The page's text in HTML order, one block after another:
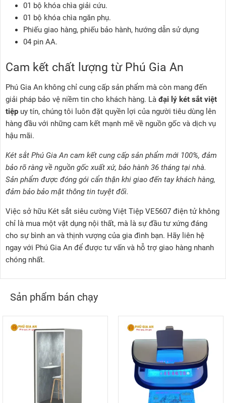
01 bộ khóa chìa giải cứu.
01 bộ khóa chìa ngăn phụ.
Phiếu giao hàng, phiếu bảo hành, hướng dẫn sử dụng
04 pin AA.
Cam kết chất lượng từ Phú Gia An
Phú Gia An không chỉ cung cấp sản phẩm mà còn mang đến
giải pháp bảo vệ niềm tin cho khách hàng. Là đại lý két sắt việt
tiệp uy tín, chúng tôi luôn đặt quyền lợi của người tiêu dùng lên
hàng đầu với những cam kết mạnh mẽ về nguồn gốc và dịch vụ
hậu mãi.
Két sắt Phú Gia An cam kết cung cấp sản phẩm mới 100%, đảm
bảo rõ ràng về nguồn gốc xuất xứ, bảo hành 36 tháng tại nhà.
Sản phẩm được đóng gói cẩn thận khi giao đến tay khách hàng,
đảm bảo bảo mật thông tin tuyệt đối.
Việc sở hữu Két sắt siêu cường Việt Tiệp VE5607 điện tử không
chỉ là mua một vật dụng nội thất, mà là sự đầu tư xứng đáng
cho sự bình an và thịnh vượng của gia đình bạn. Hãy liên hệ
ngay với Phú Gia An để được tư vấn và hỗ trợ giao hàng nhanh
chóng nhất.
Sản phẩm bán chạy